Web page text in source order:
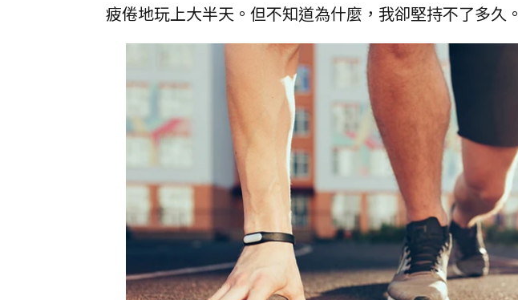
疲倦地玩上大半天。但不知道為什麼，我卻堅持不了多久。